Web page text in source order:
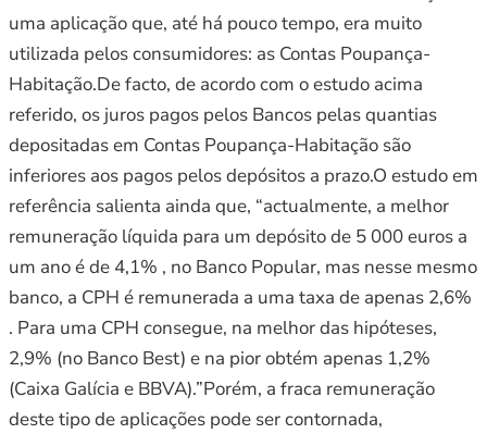
uma aplicação que, até há pouco tempo, era muito
utilizada pelos consumidores: as Contas Poupança-
Habitação.De facto, de acordo com o estudo acima
referido, os juros pagos pelos Bancos pelas quantias
depositadas em Contas Poupança-Habitação são
inferiores aos pagos pelos depósitos a prazo.O estudo em
referência salienta ainda que, “actualmente, a melhor
remuneração líquida para um depósito de 5 000 euros a
um ano é de 4,1% , no Banco Popular, mas nesse mesmo
banco, a CPH é remunerada a uma taxa de apenas 2,6%
. Para uma CPH consegue, na melhor das hipóteses,
2,9% (no Banco Best) e na pior obtém apenas 1,2%
(Caixa Galícia e BBVA).”Porém, a fraca remuneração
deste tipo de aplicações pode ser contornada,